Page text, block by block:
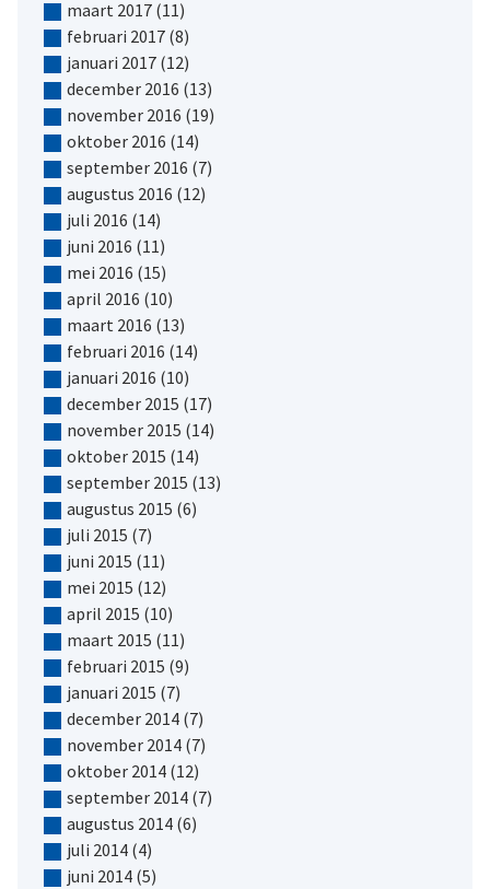
maart 2017(11)
februari 2017(8)
januari 2017(12)
december 2016 (13)
november 2016 (19)
oktober 2016 (14)
september 2016 (7)
augustus 2016 (12)
juli 2016 (14)
juni 2016 (11)
mei 2016 (15)
april 2016 (10)
maart 2016 (13)
februari 2016 (14)
januari 2016 (10)
december 2015 (17)
november 2015 (14)
oktober 2015 (14)
september 2015 (13)
augustus 2015 (6)
juli 2015 (7)
juni 2015 (11)
mei 2015 (12)
april 2015 (10)
maart 2015 (11)
februari 2015 (9)
januari 2015 (7)
december 2014(7)
november 2014(7)
oktober 2014(12)
september 2014(7)
augustus 2014(6)
juli 2014(4)
juni 2014(5)